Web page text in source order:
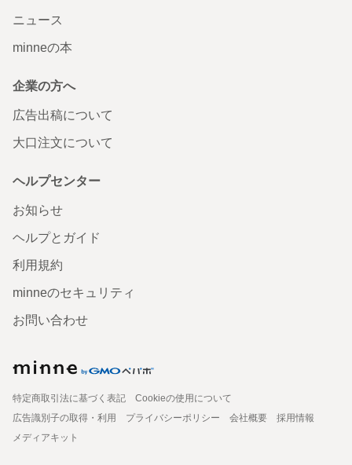
ニュース
minneの本
企業の方へ
広告出稿について
大口注文について
ヘルプセンター
お知らせ
ヘルプとガイド
利用規約
minneのセキュリティ
お問い合わせ
特定商取引法に基づく表記
Cookieの使用について
広告識別子の取得・利用
プライバシーポリシー 会社概要
採用情報
メディアキット